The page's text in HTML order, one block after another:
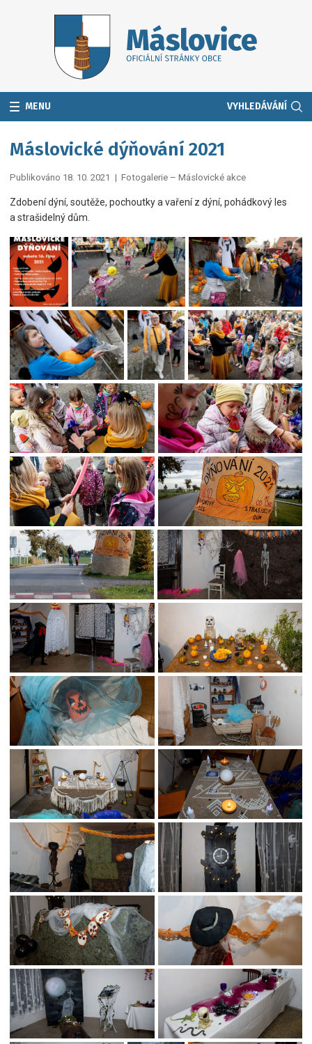
MENU VYHLEDÁVÁNÍ
Máslovické dýňování 2021
Publikováno 18. 10. 2021 | Fotogalerie – Máslovické akce
Zdobení dýní, soutěže, pochoutky a vaření z dýní, pohádkový les
a strašidelný dům.